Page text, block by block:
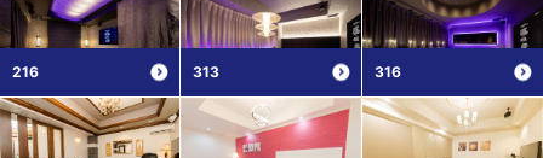
216 313 316